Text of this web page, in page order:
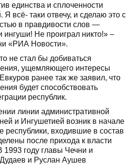
единства и сплоченности
Я всё- таки отвечу, и сделаю это с
в правдивости слов —
ингуши! Не проиграл никто!» –
«РИА Новости».
не стал бы добиваться
ущемляющего интересы
ранее так же заявил, что
будет способствовать
республик.
линии административной
и Ингушетией возник в начале
республики, входившие в состав
после прихода к власти
году главы Чечни и
и Руслан Аушев